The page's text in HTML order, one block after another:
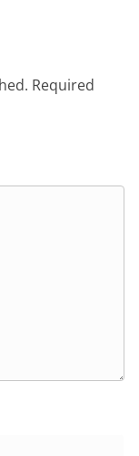
Required